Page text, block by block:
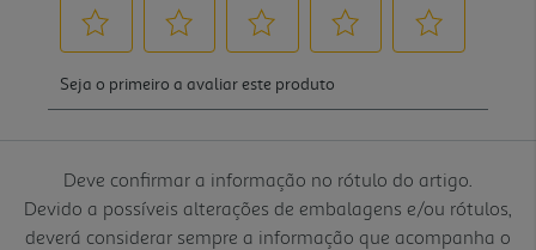
Deve confirmar a informação no rótulo do artigo.
Devido a possíveis alterações de embalagens e/ou rótulos,
deverá considerar sempre a informação que acompanha o